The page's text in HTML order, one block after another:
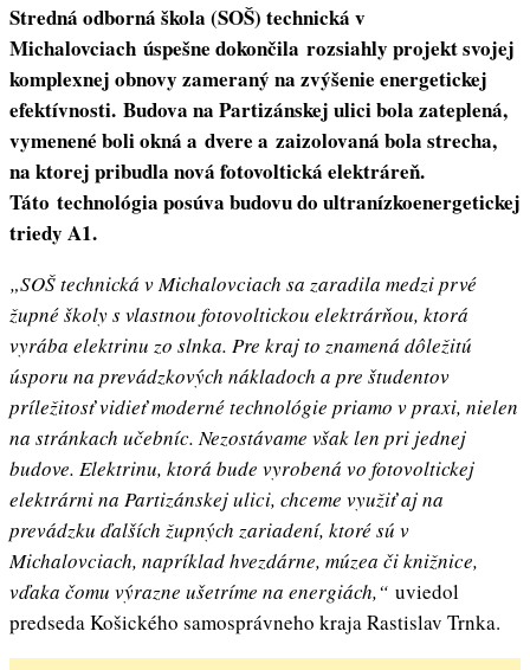
Stredná odborná škola (SOŠ) technická v
Michalovciach úspešne dokončila rozsiahly projekt svojej
komplexnej obnovy zameraný na zvýšenie energetickej
efektívnosti. Budova na Partizánskej ulici bola zateplená,
vymenené boli okná a dvere a zaizolovaná bola strecha,
na ktorej pribudla nová fotovoltická elektráreň.
Táto technológia posúva budovu do ultranízkoenergetickej
triedy A1.
„SOŠ technická v Michalovciach sa zaradila medzi prvé
župné školy s vlastnou fotovoltickou elektrárňou, ktorá
vyrába elektrinu zo slnka. Pre kraj to znamená dôležitú
úsporu na prevádzkových nákladoch a pre študentov
príležitosť vidieť moderné technológie priamo v praxi, nielen
na stránkach učebníc. Nezostávame však len pri jednej
budove. Elektrinu, ktorá bude vyrobená vo fotovoltickej
elektrárni na Partizánskej ulici, chceme využiť aj na
prevádzku ďalších župných zariadení, ktoré sú v
Michalovciach, napríklad hvezdárne, múzea či knižnice,
vďaka čomu výrazne ušetríme na energiách,“ uviedol
predseda Košického samosprávneho kraja Rastislav Trnka.